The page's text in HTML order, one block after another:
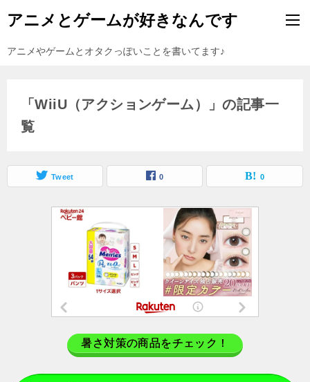
アニメとゲームが好きなんです
アニメやゲームとオタクっぽいことを書いてます♪
「WiiU（アクションゲーム）」の記事一
覧
Tweet 0 0
暑さ対策の商品をチェック！